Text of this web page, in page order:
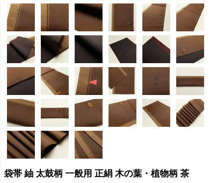
袋帯 紬 太鼓柄 一般用 正絹 木の葉・植物柄 茶